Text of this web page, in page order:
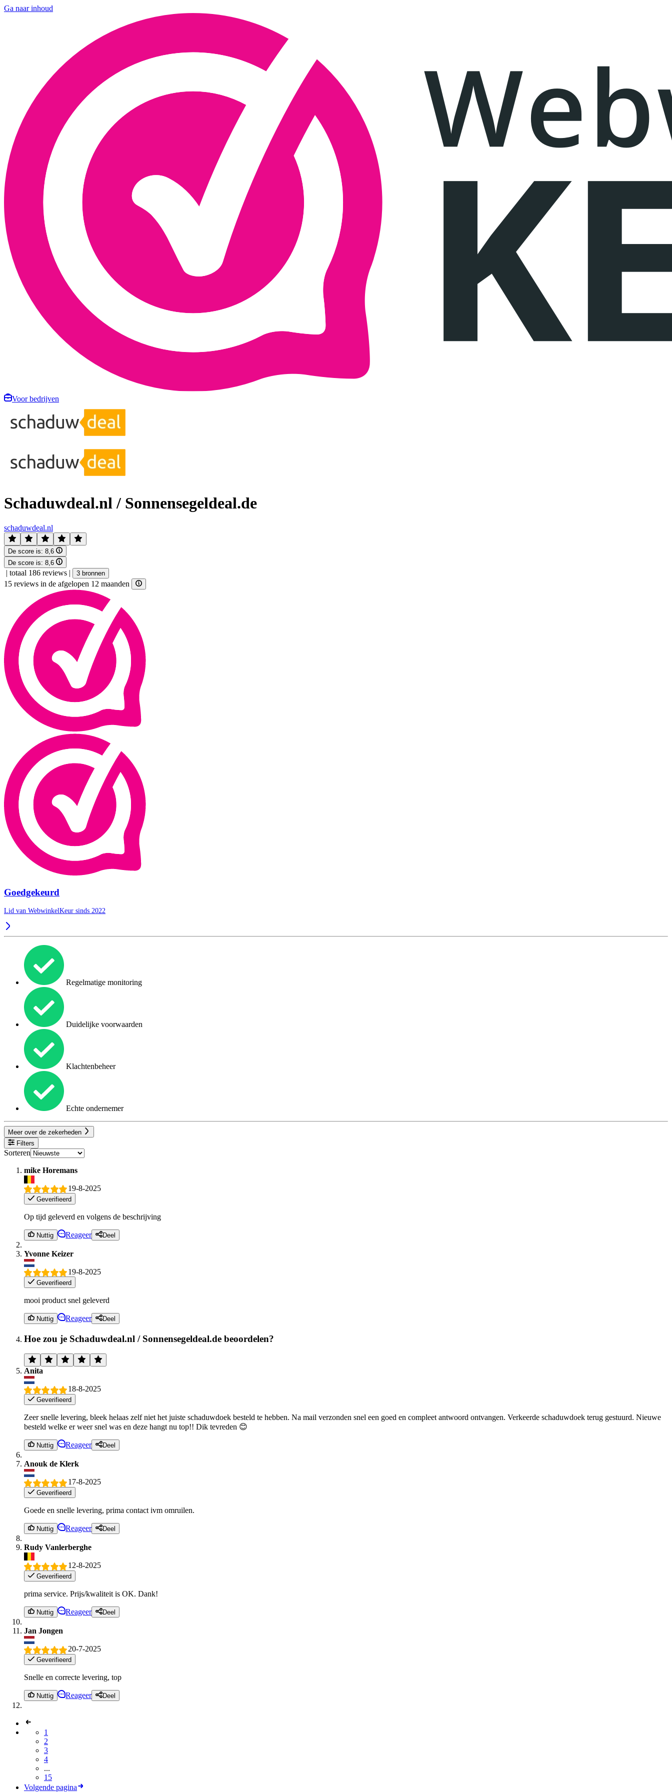
Ga naar inhoud
Voor bedrijven
Schaduwdeal.nl / Sonnensegeldeal.de
schaduwdeal.nl
De score is: 8,6
De score is: 8,6
| totaal 186 reviews | 3 bronnen
15 reviews in de afgelopen 12 maanden
Goedgekeurd
Lid van WebwinkelKeur sinds 2022
Regelmatige monitoring
Duidelijke voorwaarden
Klachtenbeheer
Echte ondernemer
Meer over de zekerheden
Filters
Sorteren
mike Horemans
19-8-2025
Geverifieerd
Op tijd geleverd en volgens de beschrijving
Nuttig Reageer Deel
Yvonne Keizer
19-8-2025
Geverifieerd
mooi product snel geleverd
Nuttig Reageer Deel
Hoe zou je Schaduwdeal.nl / Sonnensegeldeal.de beoordelen?
Anita
18-8-2025
Geverifieerd
Zeer snelle levering, bleek helaas zelf niet het juiste schaduwdoek besteld te hebben. Na mail verzonden snel een goed en compleet antwoord ontvangen. Verkeerde schaduwdoek terug gestuurd. Nieuwe
besteld welke er weer snel was en deze hangt nu top!! Dik tevreden 😊
Nuttig Reageer Deel
Anouk de Klerk
17-8-2025
Geverifieerd
Goede en snelle levering, prima contact ivm omruilen.
Nuttig Reageer Deel
Rudy Vanlerberghe
12-8-2025
Geverifieerd
prima service. Prijs/kwaliteit is OK. Dank!
Nuttig Reageer Deel
Jan Jongen
20-7-2025
Geverifieerd
Snelle en correcte levering, top
Nuttig Reageer Deel
1
2
3
4
...
15
Volgende pagina